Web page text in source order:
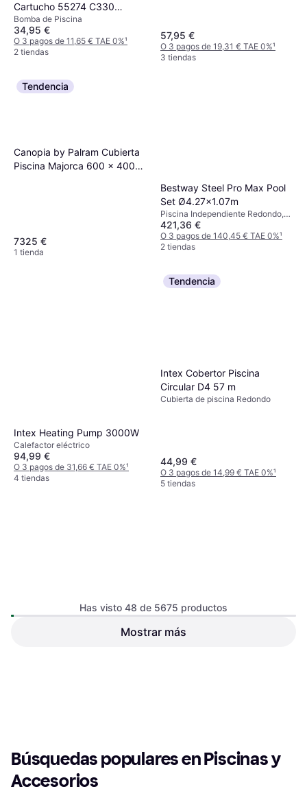
Cartucho 55274 C330
1250l/h
Bomba de Piscina
34,95 €
O 3 pagos de 11,65 € TAE 0%¹
2 tiendas
57,95 €
O 3 pagos de 19,31 € TAE 0%¹
3 tiendas
Tendencia
Canopia by Palram Cubierta
Piscina Majorca 600 x 400
7325 €
1 tienda
Bestway Steel Pro Max Pool
Set Ø4.27x1.07m
Piscina Independiente Redondo,
Poliéster, PVC
421,36 €
O 3 pagos de 140,45 € TAE 0%¹
2 tiendas
Intex Heating Pump 3000W
Calefactor eléctrico
94,99 €
O 3 pagos de 31,66 € TAE 0%¹
4 tiendas
Tendencia
Intex Cobertor Piscina
Circular D4 57 m
Cubierta de piscina Redondo
44,99 €
O 3 pagos de 14,99 € TAE 0%¹
5 tiendas
arena 58497 Flowclear 5678
Bestway Bomba de Arena
Has visto 48 de 5675 productos
Mostrar más
Búsquedas populares en Piscinas y
Accesorios